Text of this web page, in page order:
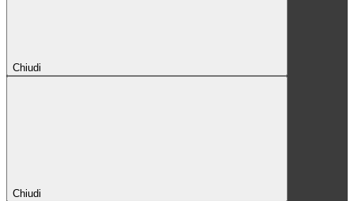
Chiudi
Chiudi